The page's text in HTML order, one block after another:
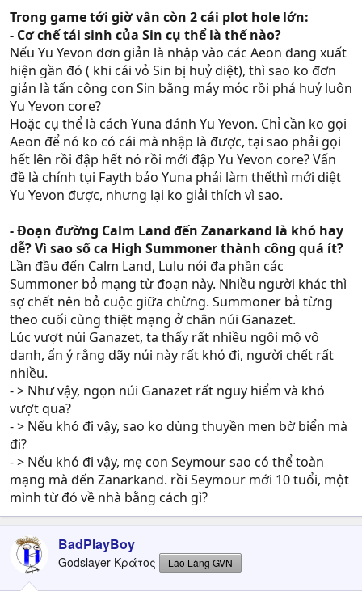
Trong game tới giờ vẫn còn 2 cái plot hole lớn:
- Cơ chế tái sinh của Sin cụ thể là thế nào?
Nếu Yu Yevon đơn giản là nhập vào các Aeon đang xuất
hiện gần đó ( khi cái vỏ Sin bị huỷ diệt), thì sao ko đơn
giản là tấn công con Sin bằng máy móc rồi phá huỷ luôn
Yu Yevon core?
Hoặc cụ thể là cách Yuna đánh Yu Yevon. Chỉ cần ko gọi
Aeon để nó ko có cái mà nhập là được, tại sao phải gọi
hết lên rồi đập hết nó rồi mới đập Yu Yevon core? Vấn
đề là chính tụi Fayth bảo Yuna phải làm thếthì mới diệt
Yu Yevon được, nhưng lại ko giải thích vì sao.
- Đoạn đường Calm Land đến Zanarkand là khó hay
dễ? Vì sao số ca High Summoner thành công quá ít?
Lần đầu đến Calm Land, Lulu nói đa phần các
Summoner bỏ mạng từ đoạn này. Nhiều người khác thì
sợ chết nên bỏ cuộc giữa chừng. Summoner bả từng
theo cuối cùng thiệt mạng ở chân núi Ganazet.
Lúc vượt núi Ganazet, ta thấy rất nhiều ngôi mộ vô
danh, ẩn ý rằng dãy núi này rất khó đi, người chết rất
nhiều.
- > Như vậy, ngọn núi Ganazet rất nguy hiểm và khó
vượt qua?
- > Nếu khó đi vậy, sao ko dùng thuyền men bờ biển mà
đi?
- > Nếu khó đi vậy, mẹ con Seymour sao có thể toàn
mạng mà đến Zanarkand. rồi Seymour mới 10 tuổi, một
mình từ đó về nhà bằng cách gì?
BadPlayBoy
Godslayer Κράτος Lão Làng GVN